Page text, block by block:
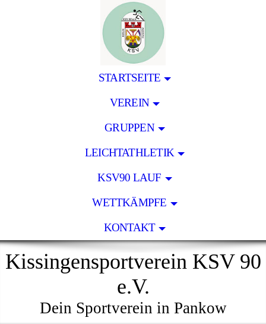
STARTSEITE
VEREIN
GRUPPEN
LEICHTATHLETIK
KSV90 LAUF
WETTKÄMPFE
KONTAKT
Kissingensportverein KSV 90
e.V.
Dein Sportverein in Pankow